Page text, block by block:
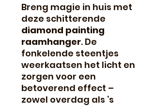
Breng magie in huis met
deze schitterende
diamond painting
raamhanger. De
fonkelende steentjes
weerkaatsen het licht en
zorgen voor een
betoverend effect –
zowel overdag als ’s